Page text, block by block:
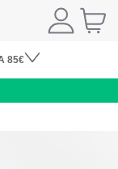
85€